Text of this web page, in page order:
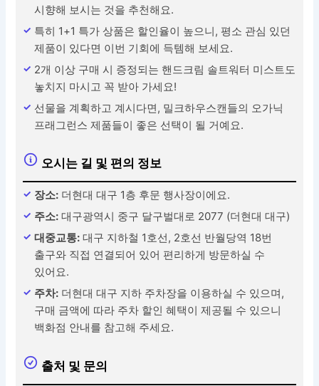
시향해 보시는 것을 추천해요.
특히 1+1 특가 상품은 할인율이 높으니, 평소 관심 있던
제품이 있다면 이번 기회에 득템해 보세요.
2개 이상 구매 시 증정되는 핸드크림 솔트워터 미스트도
놓치지 마시고 꼭 받아 가세요!
선물을 계획하고 계시다면, 밀크하우스캔들의 오가닉
프래그런스 제품들이 좋은 선택이 될 거예요.
오시는 길 및 편의 정보
장소: 더현대 대구 1층 후문 행사장이에요.
주소: 대구광역시 중구 달구벌대로 2077 (더현대 대구)
대중교통: 대구 지하철 1호선, 2호선 반월당역 18번
출구와 직접 연결되어 있어 편리하게 방문하실 수
있어요.
주차: 더현대 대구 지하 주차장을 이용하실 수 있으며,
구매 금액에 따라 주차 할인 혜택이 제공될 수 있으니
백화점 안내를 참고해 주세요.
출처 및 문의